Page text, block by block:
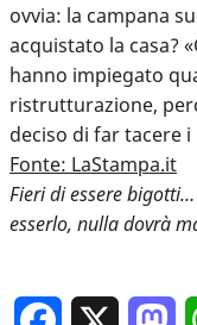
ovvia: la campana
acquistato la casa?
hanno impiegato
ristrutturazione,
deciso di far tacere
Fonte: LaStampa.it
Fieri di essere
esserlo, nulla dovrà